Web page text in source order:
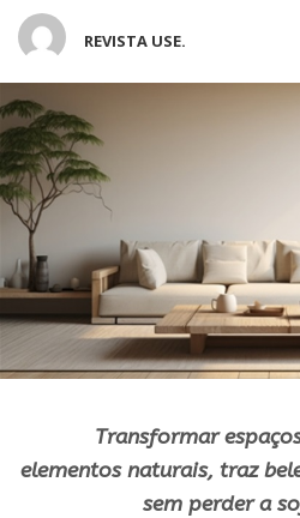
REVISTA USE.
Transformar
elementosnaturais, traz
sem perder a